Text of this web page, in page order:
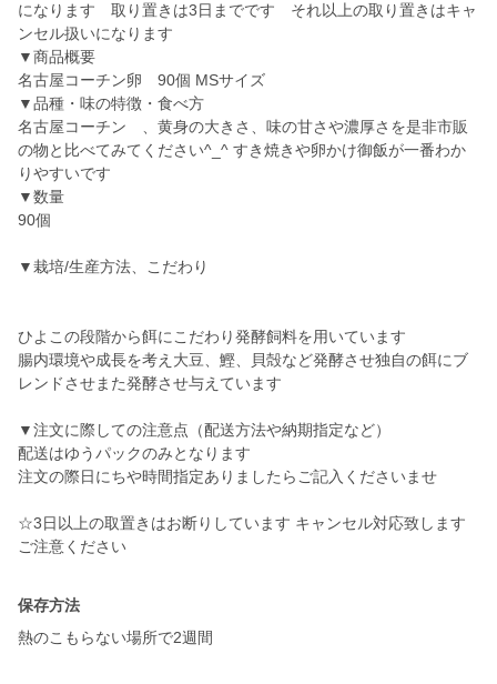
になります 取り置きは3日までです それ以上の取り置きはキャ
ンセル扱いになります
▼商品概要
名古屋コーチン卵 90個 MSサイズ
▼品種・味の特徴・食べ方
名古屋コーチン 、黄身の大きさ、味の甘さや濃厚さを是非市販
の物と比べてみてください^_^ すき焼きや卵かけ御飯が一番わか
りやすいです
▼数量
90個
▼栽培/生産方法、こだわり
ひよこの段階から餌にこだわり発酵飼料を用いています
腸内環境や成長を考え大豆、鰹、貝殻など発酵させ独自の餌にブ
レンドさせまた発酵させ与えています
▼注文に際しての注意点（配送方法や納期指定など）
配送はゆうパックのみとなります
注文の際日にちや時間指定ありましたらご記入くださいませ
☆3日以上の取置きはお断りしています キャンセル対応致します
ご注意ください
保存方法
熱のこもらない場所で2週間